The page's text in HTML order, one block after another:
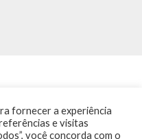
fornecer a experiência
e visitas
você concorda com o